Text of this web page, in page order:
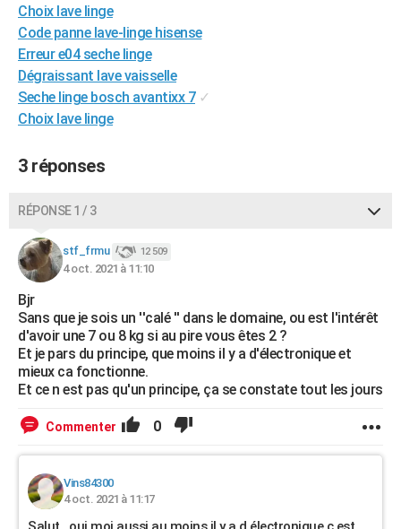
Carte de Noël
Carte Bonne année
Carte Saint-Valentin
Carte Pâques
Carte d'anniversaire
DICTIONNAIRE
Dictionnaire
Biographies
Citations
Expressions
Proverbes
PROGRAMME TV
COPAINS D'AVANT
S'inscrire
Se connecter
Lycées
Collèges
Primaires
Universités
Entreprises
Service militaire
Avis de recherche
AVIS DE DÉCÈS
FORUM
Choix lave linge
Code panne lave-linge hisense
Erreur e04 seche linge
Dégraissant lave vaisselle
Seche linge bosch avantixx 7 ✓
Choix lave linge
3 réponses
RÉPONSE 1 / 3
stf_frmu 12 509
4 oct. 2021 à 11:10
Bjr
Sans que je sois un ''calé '' dans le domaine, ou est l'intérêt
d'avoir une 7 ou 8 kg si au pire vous êtes 2 ?
Et je pars du principe, que moins il y a d'électronique et
mieux ca fonctionne.
Et ce n est pas qu'un principe, ça se constate tout les jours
Commenter 0
Vins84300
4 oct. 2021 à 11:17